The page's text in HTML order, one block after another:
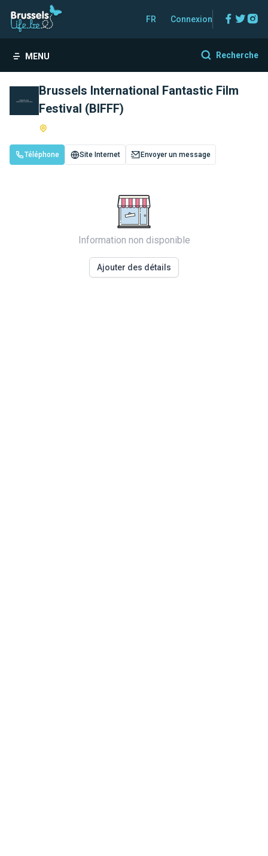
FR Connexion
MENU Recherche
Brussels International Fantastic Film
Festival (BIFFF)
Téléphone Site Internet Envoyer un message
Information non disponible
Ajouter des détails